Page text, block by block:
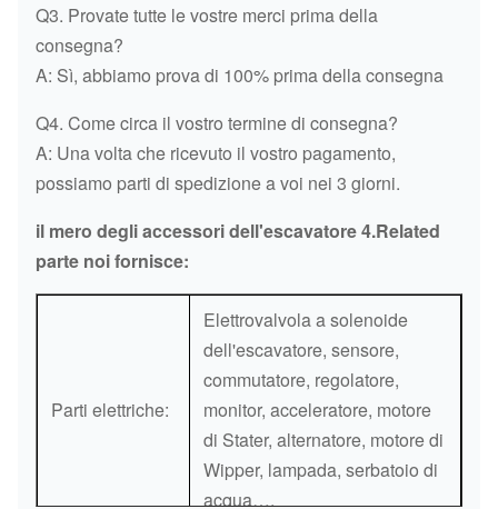
HITACHI
EX60-1
HITACHI
EX220-2
Q3. Provate tutte le vostre merci prima della
consegna?
A: Sì, abbiamo prova di 100% prima della consegna
Q4. Come circa il vostro termine di consegna?
A: Una volta che ricevuto il vostro pagamento,
possiamo parti di spedizione a voi nei 3 giorni.
il mero degli accessori dell'escavatore 4.Related
parte noi fornisce:
Parti elettriche:
Elettrovalvola a solenoide
dell'escavatore, sensore,
commutatore, regolatore,
monitor, acceleratore, motore
di Stater, alternatore, motore di
Wipper, lampada, serbatoio di
acqua….